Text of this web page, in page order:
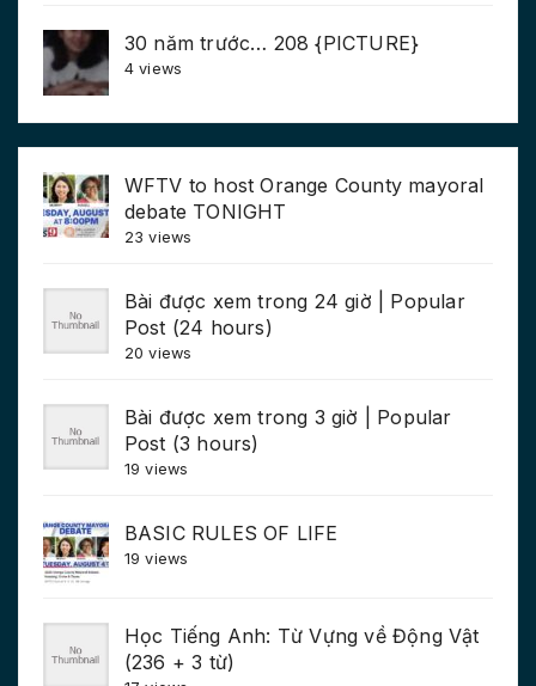
30 năm trước… 208 {PICTURE}
4 views
WFTV to host Orange County mayoral
debate TONIGHT
23 views
Bài được xem trong 24 giờ | Popular
Post (24 hours)
20 views
Bài được xem trong 3 giờ | Popular
Post (3 hours)
19 views
BASIC RULES OF LIFE
19 views
Học Tiếng Anh: Từ Vựng về Động Vật
(236 + 3 từ)